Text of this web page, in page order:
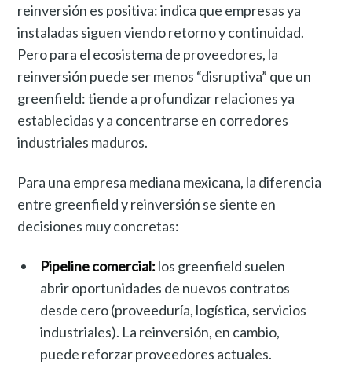
reinversión es positiva: indica que empresas ya
instaladas siguen viendo retorno y continuidad.
Pero para el ecosistema de proveedores, la
reinversión puede ser menos “disruptiva” que un
greenfield: tiende a profundizar relaciones ya
establecidas y a concentrarse en corredores
industriales maduros.
Para una empresa mediana mexicana, la diferencia
entre greenfield y reinversión se siente en
decisiones muy concretas:
Pipeline comercial: los greenfield suelen
abrir oportunidades de nuevos contratos
desde cero (proveeduría, logística, servicios
industriales). La reinversión, en cambio,
puede reforzar proveedores actuales.